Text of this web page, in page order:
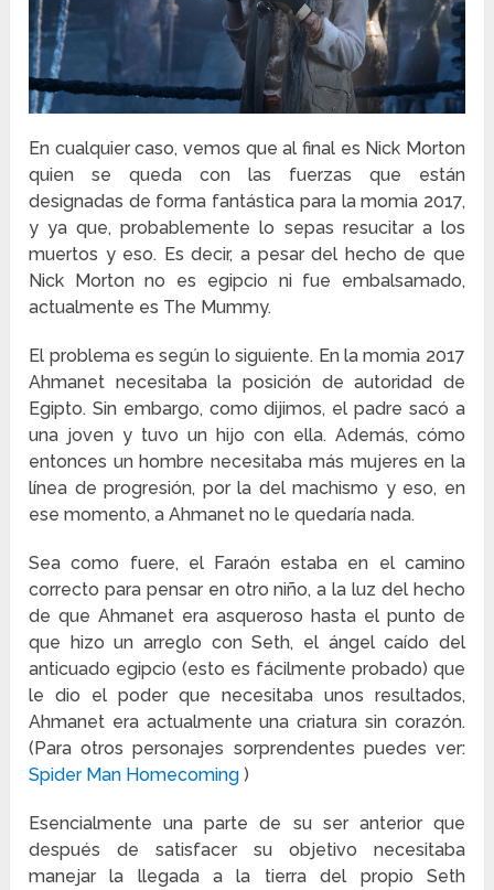
En cualquier caso, vemos que al final es Nick Morton
quien se queda con las fuerzas que están
designadas de forma fantástica para la momia 2017,
y ya que, probablemente lo sepas resucitar a los
muertos y eso. Es decir, a pesar del hecho de que
Nick Morton no es egipcio ni fue embalsamado,
actualmente es The Mummy.
El problema es según lo siguiente. En la momia 2017
Ahmanet necesitaba la posición de autoridad de
Egipto. Sin embargo, como dijimos, el padre sacó a
una joven y tuvo un hijo con ella. Además, cómo
entonces un hombre necesitaba más mujeres en la
línea de progresión, por la del machismo y eso, en
ese momento, a Ahmanet no le quedaría nada.
Sea como fuere, el Faraón estaba en el camino
correcto para pensar en otro niño, a la luz del hecho
de que Ahmanet era asqueroso hasta el punto de
que hizo un arreglo con Seth, el ángel caído del
anticuado egipcio (esto es fácilmente probado) que
le dio el poder que necesitaba unos resultados,
Ahmanet era actualmente una criatura sin corazón.
(Para otros personajes sorprendentes puedes ver:
Spider Man Homecoming )
Esencialmente una parte de su ser anterior que
después de satisfacer su objetivo necesitaba
manejar la llegada a la tierra del propio Seth